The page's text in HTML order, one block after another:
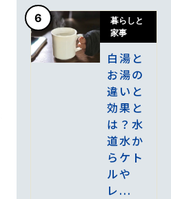
6
暮らしと
家事
白湯と
お湯の
違いと
効果と
は？水
道水か
らケト
ルや
レ...